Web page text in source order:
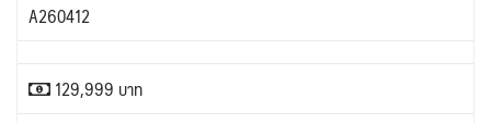
A260412
129,999 บาท